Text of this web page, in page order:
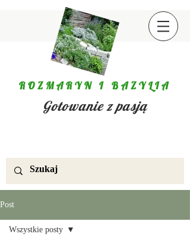
ROZMARYN I BAZYLIA
Gotowanie z pasją
Post
Wszystkie posty